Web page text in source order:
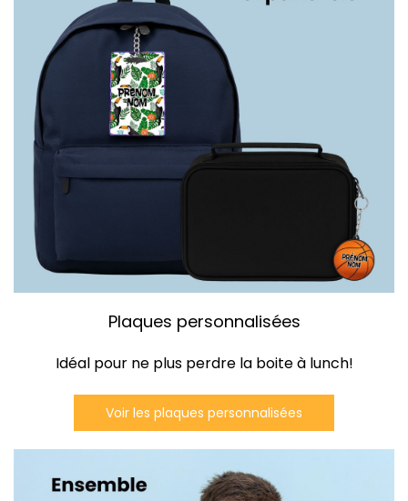
Plaques personnalisées
Idéal pour ne plus perdre la boite à lunch!
Voir les plaques personnalisées